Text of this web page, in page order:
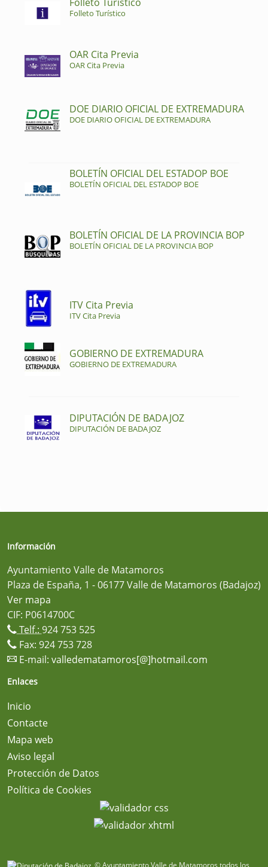
Folleto Turístico
Folleto Turístico
OAR Cita Previa
OAR Cita Previa
DOE DIARIO OFICIAL DE EXTREMADURA
DOE DIARIO OFICIAL DE EXTREMADURA
BOLETÍN OFICIAL DEL ESTADOP BOE
BOLETÍN OFICIAL DEL ESTADOP BOE
BOLETÍN OFICIAL DE LA PROVINCIA BOP
BOLETÍN OFICIAL DE LA PROVINCIA BOP
ITV Cita Previa
ITV Cita Previa
GOBIERNO DE EXTREMADURA
GOBIERNO DE EXTREMADURA
DIPUTACIÓN DE BADAJOZ
DIPUTACIÓN DE BADAJOZ
Información
Ayuntamiento Valle de Matamoros
Plaza de España, 1 - 06177 Valle de Matamoros (Badajoz)
Ver mapa
CIF: P0614700C
Telf.: 924 753 525
Fax: 924 753 728
E-mail: valledematamoros[@]hotmail.com
Enlaces
Inicio
Contacte
Mapa web
Aviso legal
Protección de Datos
Política de Cookies